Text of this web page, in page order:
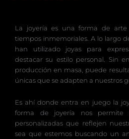
La joyería es una forma de
tiempos inmemoriales. A lo largo
han utilizado joyas para
destacar su estilo personal. Sin
producción en masa, puede
únicas que se adapten a nuestros
Es ahí donde entra en juego la
forma de joyería nos permite
personalizadas que reflejen
sea que estemos buscando un